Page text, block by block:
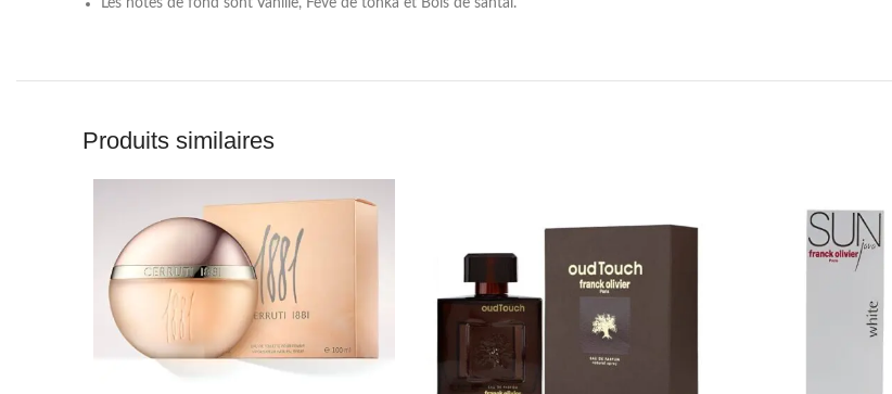
Les notes de fond sont Vanille, Fève de tonka et Bois de santal.
Produits similaires